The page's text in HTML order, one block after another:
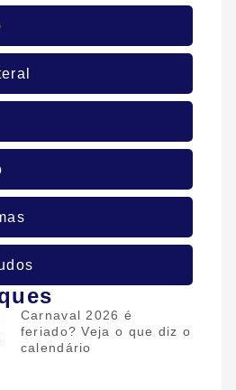
Carnaval 2026 é
feriado? Veja o que diz o
calendário